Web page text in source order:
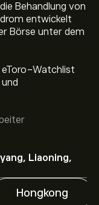
Behandlung von
entwickelt
Börse unter dem
eToro-Watchlist
Liaoning,
Hongkong
Inc liegt bei
erhalten.
Inc basierend
erwartetem
Prognosen für